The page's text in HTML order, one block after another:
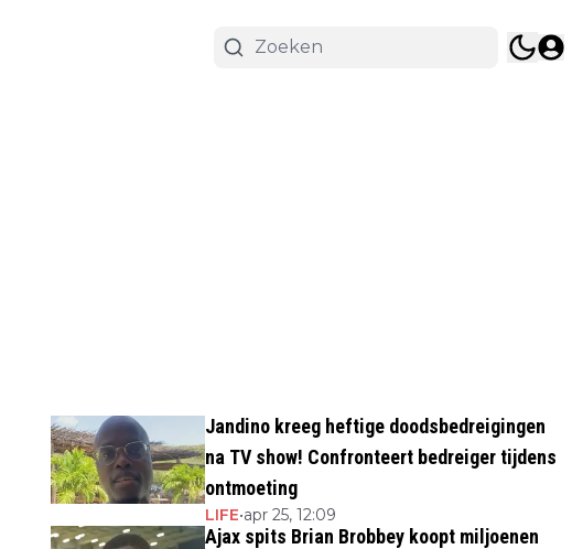
Jandino kreeg heftige doodsbedreigingen
na TV show! Confronteert bedreiger tijdens
ontmoeting
LIFE•apr 25, 12:09
Ajax spits Brian Brobbey koopt miljoenen